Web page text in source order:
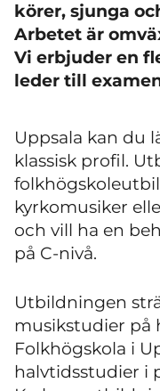
körer, sjunga
Arbetet är
Vi erbjuder en
leder till
Uppsala kan du
klassisk profil.
kyrkomusiker
och vill ha en
på C-nivå.
Utbildningen
musikstudier på
Folkhögskola i
halvtidsstudier i